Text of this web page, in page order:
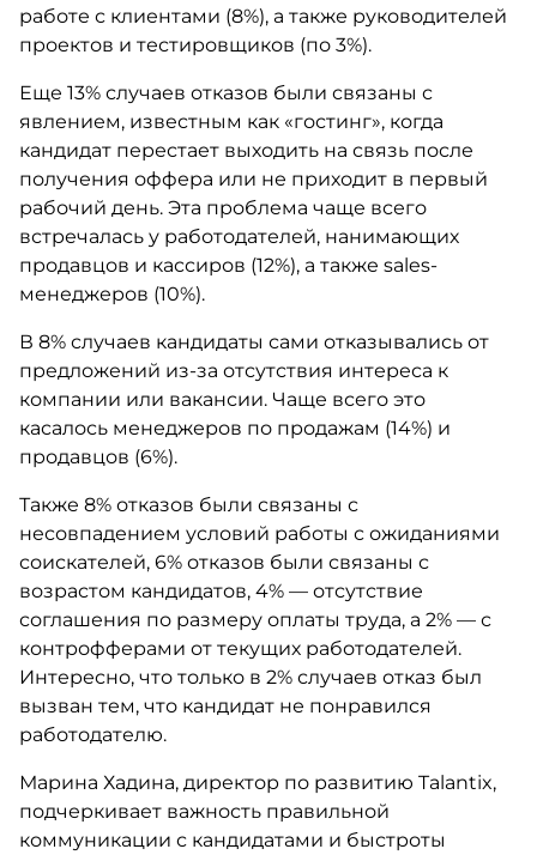
работе с клиентами (8%), а также руководителей
проектов и тестировщиков (по 3%).
Еще 13% случаев отказов были связаны с
явлением, известным как «гостинг», когда
кандидат перестает выходить на связь после
получения оффера или не приходит в первый
рабочий день. Эта проблема чаще всего
встречалась у работодателей, нанимающих
продавцов и кассиров (12%), а также sales-
менеджеров (10%).
В 8% случаев кандидаты сами отказывались от
предложений из-за отсутствия интереса к
компании или вакансии. Чаще всего это
касалось менеджеров по продажам (14%) и
продавцов (6%).
Также 8% отказов были связаны с
несовпадением условий работы с ожиданиями
соискателей, 6% отказов были связаны с
возрастом кандидатов, 4% — отсутствие
соглашения по размеру оплаты труда, а 2% — с
контрофферами от текущих работодателей.
Интересно, что только в 2% случаев отказ был
вызван тем, что кандидат не понравился
работодателю.
Марина Хадина, директор по развитию Talantix,
подчеркивает важность правильной
коммуникации с кандидатами и быстроты